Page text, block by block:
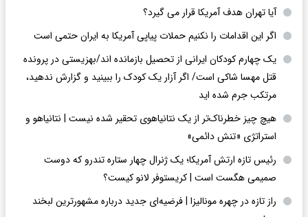
آیا تهران هدف آمریکا قرار می گیرد؟
اگر این اقدامات را نکنیم حملات پیاپی آمریکا به ایران حتمی است
یک چهارم کودکان ایرانی از تحصیل بازمانده اند/بهزیستی در پرونده
قتل مهسا شاکی است/ اگر آزار یک کودک را ببینید و گزارش ندهید،
مرتکب جرم شده اید
هیچ چیز خطرناک‌تر از یک نتانیاهوی تحقیر شده نیست | نتانیاهو و
استراتژی «تنش دائمی»
رئیس تازه ارتش آمریکا؛ یک ژنرال چهار ستاره تندرو که دوست
صمیمی هگست است | کریستوفر لانو کیست؟
راز تازه در چهره مونالیزا | فرضیه‌ای جدید درباره مشهورترین لبخند